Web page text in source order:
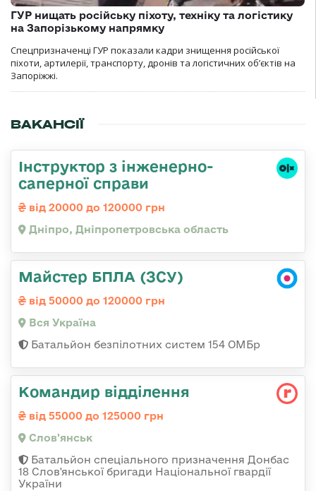
ГУР нищать російську піхоту, техніку та логістику
на Запорізькому напрямку
Спецпризначенці ГУР показали кадри знищення російської
піхоти, артилерії, транспорту, дронів та логістичних об’єктів на
Запоріжжі.
ВАКАНСІЇ
Інструктор з інженерно-
саперної справи
від 20000 до 120000 грн
Дніпро, Дніпропетровська область
Майстер БПЛА (ЗСУ)
від 50000 до 120000 грн
Вся Україна
Батальйон безпілотних систем 154 ОМБр
Командир відділення
від 55000 до 125000 грн
Слов'янськ
Батальйон спеціального призначення Донбас
18 Слов'янської бригади Національної гвардії
України